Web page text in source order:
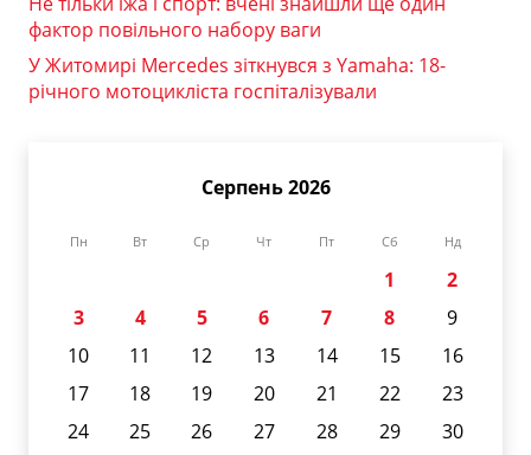
фактор повільного набору ваги
У Житомирі Mercedes зіткнувся з Yamaha: 18-
річного мотоцикліста госпіталізували
Серпень 2026
Пн Вт Ср Чт Пт Сб Нд
1
2
3
4 5 6 7 8
9
10
11 12 13 14 15
16
17
18 19 20 21 22
23
24
25 26 27 28 29
30